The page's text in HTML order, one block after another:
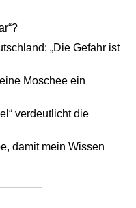
„Die Gefahr ist
Moschee ein
verdeutlicht die
damit mein Wissen